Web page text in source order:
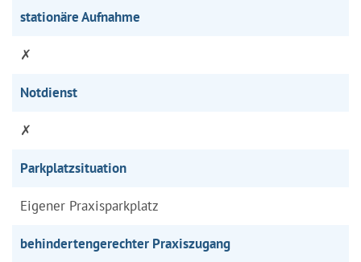
stationäre Aufnahme
✗
Notdienst
✗
Parkplatzsituation
Eigener Praxisparkplatz
behindertengerechter Praxiszugang